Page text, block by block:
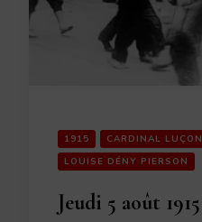
1915 CARDINAL LUÇON
LOUISE DÉNY PIERSON
Jeudi 5 août 1915